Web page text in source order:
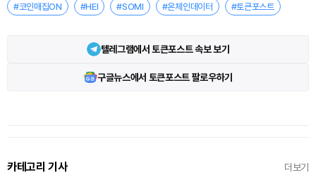
#코인매집ON #HEI #SOMI #온체인데이터 #토큰포스트
텔레그램에서 토큰포스트 속보 보기
구글뉴스에서 토큰포스트 팔로우하기
카테고리 기사 더보기